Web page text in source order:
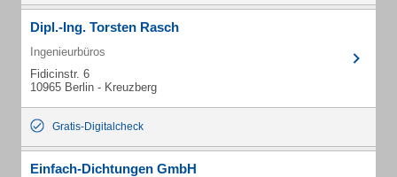
Dipl.-Ing. Torsten Rasch
Ingenieurbüros
Fidicinstr. 6
10965 Berlin - Kreuzberg
Gratis-Digitalcheck
Einfach-Dichtungen GmbH